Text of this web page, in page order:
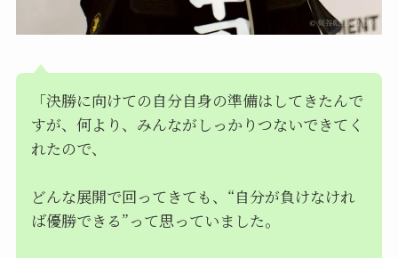
「決勝に向けての自分自身の準備はしてきたんで
すが、何より、みんながしっかりつないできてく
れたので、
どんな展開で回ってきても、“自分が負けなけれ
ば優勝できる”って思っていました。